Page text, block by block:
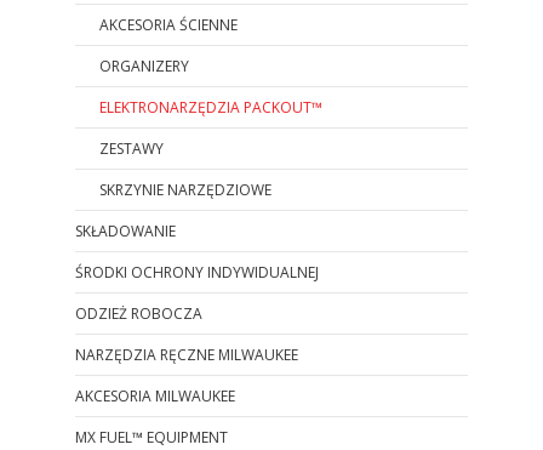
AKCESORIA ŚCIENNE
ORGANIZERY
ELEKTRONARZĘDZIA PACKOUT™
ZESTAWY
SKRZYNIE NARZĘDZIOWE
SKŁADOWANIE
ŚRODKI OCHRONY INDYWIDUALNEJ
ODZIEŻ ROBOCZA
NARZĘDZIA RĘCZNE MILWAUKEE
AKCESORIA MILWAUKEE
MX FUEL™ EQUIPMENT